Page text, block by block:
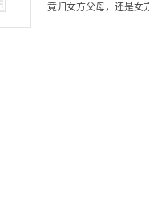
竟归女方父母，还是女